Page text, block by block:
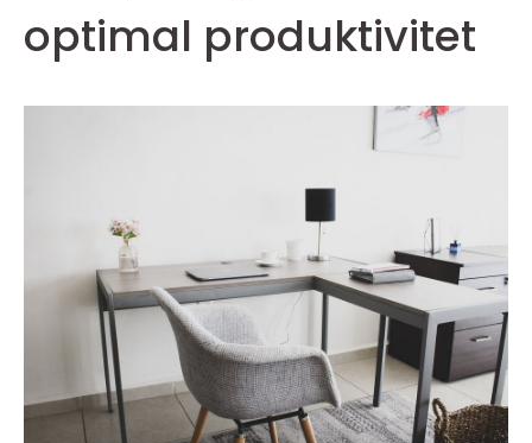
optimal produktivitet